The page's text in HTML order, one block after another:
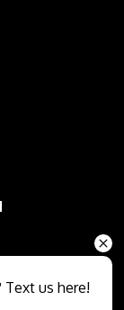
Text us here!